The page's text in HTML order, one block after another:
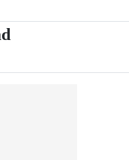
- Periódico El